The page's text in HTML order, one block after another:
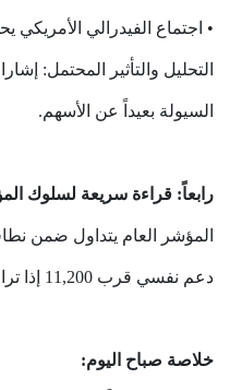
• اجتماع الفيدرالي الأمريكي
التحليل والتأثير المحتمل:
السيولة بعيداً عن الأسهم.
رابعاً: قراءة سريعة لسلوك
دعم نفسي قرب 11,200 إذا تراجع.
خلاصة صباح اليوم: